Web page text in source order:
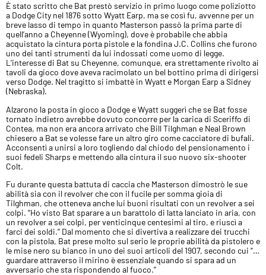
È stato scritto che Bat prestò servizio in primo luogo come poliziotto
a Dodge City nel 1876 sotto Wyatt Earp, ma se così fu, avvenne per un
breve lasso di tempo in quanto Masterson passò la prima parte di
quell’anno a Cheyenne (Wyoming), dove è probabile che abbia
acquistato la cintura porta pistole e la fondina J.C. Collins che furono
uno dei tanti strumenti da lui indossati come uomo di legge.
L’interesse di Bat su Cheyenne, comunque, era strettamente rivolto ai
tavoli da gioco dove aveva racimolato un bel bottino prima di dirigersi
verso Dodge. Nel tragitto si imbattè in Wyatt e Morgan Earp a Sidney
(Nebraska).
Alzarono la posta in gioco a Dodge e Wyatt suggerì che se Bat fosse
tornato indietro avrebbe dovuto concorre per la carica di Sceriffo di
Contea, ma non era ancora arrivato che Bill Tilghman e Neal Brown
chiesero a Bat se volesse fare un altro giro come cacciatore di bufali.
Acconsentì a unirsi a loro togliendo dal chiodo del pensionamento i
suoi fedeli Sharps e mettendo alla cintura il suo nuovo six-shooter
Colt.
Fu durante questa battuta di caccia che Masterson dimostrò le sue
abilità sia con il revolver che con il fucile per somma gioia di
Tilghman, che otteneva anche lui buoni risultati con un revolver a sei
colpi. “Ho visto Bat sparare a un barattolo di latta lanciato in aria, con
un revolver a sei colpi, per venticinque centesimi al tiro, e riuscì a
farci dei soldi.” Dal momento che si divertiva a realizzare dei trucchi
con la pistola, Bat prese molto sul serio le proprie abilità da pistolero e
le mise nero su bianco in uno dei suoi articoli del 1907, secondo cui “…
guardare attraverso il mirino è essenziale quando si spara ad un
avversario che sta rispondendo al fuoco.”